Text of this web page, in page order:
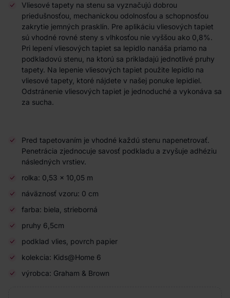
Vliesové tapety na stenu sa vyznačujú dobrou
priedušnosťou, mechanickou odolnosťou a schopnosťou
zakrytie jemných prasklín. Pre aplikáciu vliesových tapiet
sú vhodné rovné steny s vlhkosťou nie vyššou ako 0,8%.
Pri lepení vliesových tapiet sa lepidlo nanáša priamo na
podkladovú stenu, na ktorú sa prikladajú jednotlivé pruhy
tapety. Na lepenie vliesových tapiet použite lepidlo na
vliesové tapety, ktoré nájdete v našej ponuke lepidiel.
Odstránenie vliesových tapiet je jednoduché a vykonáva sa
za sucha.
Pred tapetovaním je vhodné každú stenu napenetrovať.
Penetrácia zjednocuje savosť podkladu a zvyšuje adhéziu
následných vrstiev.
rolka: 0,53 × 10,05 m
náväznosť vzoru: 0 cm
farba: biela, strieborná
pruhy 6,5cm
podklad vlies, povrch papier
kolekcia: Kids@Home 6
výrobca: Graham & Brown